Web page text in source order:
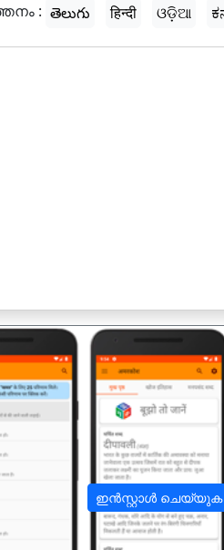
: తెలుగు हिन्दी ଓଡ଼ିଆ
ഇൻസ്റ്റാൾ ചെയ്യുക